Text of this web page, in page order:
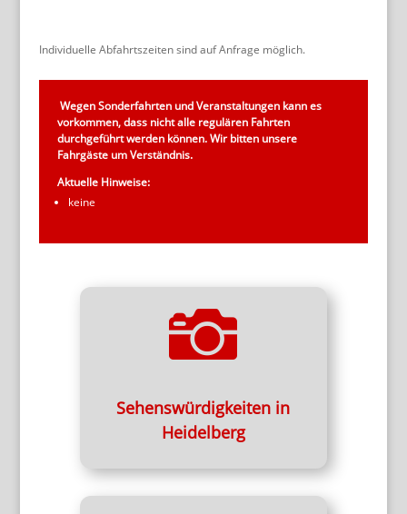
Individuelle Abfahrtszeiten sind auf Anfrage möglich.
Wegen Sonderfahrten und Veranstaltungen kann es
vorkommen, dass nicht alle regulären Fahrten
durchgeführt werden können. Wir bitten unsere
Fahrgäste um Verständnis.
Aktuelle Hinweise:
keine

Sehenswürdigkeiten in
Heidelberg
Die schönsten Eindrücke:
Heidelberg Stadtrundfahrt
Sehenswürdigkeiten